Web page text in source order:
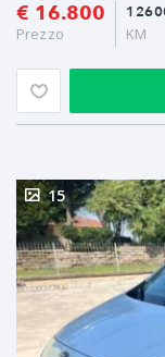
€ 16.800
Prezzo
KM
15